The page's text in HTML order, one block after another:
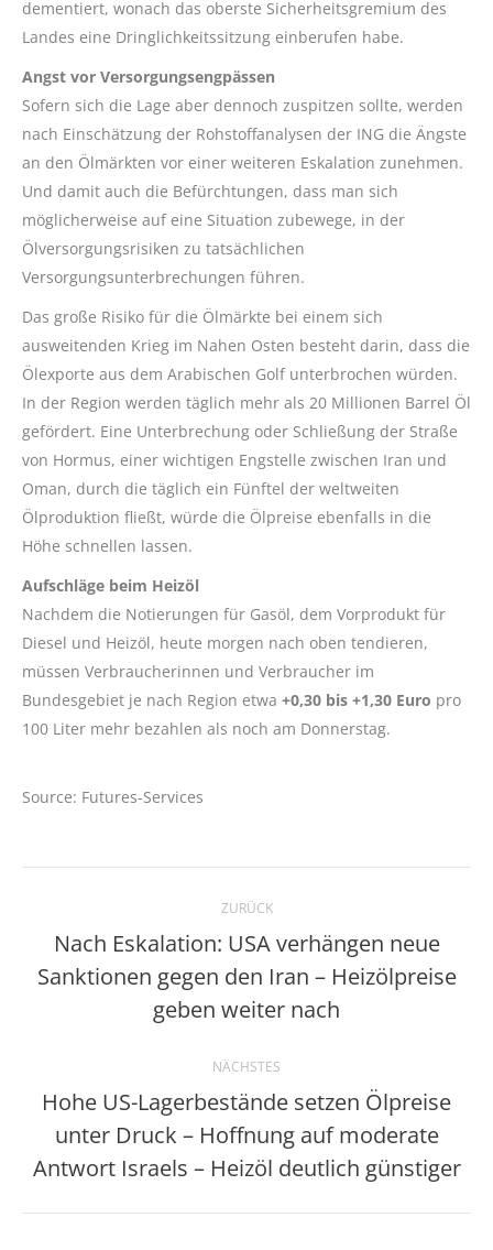
dementiert, wonach das oberste Sicherheitsgremium des
Landes eine Dringlichkeitssitzung einberufen habe.
Angst vor Versorgungsengpässen
Sofern sich die Lage aber dennoch zuspitzen sollte, werden
nach Einschätzung der Rohstoffanalysen der ING die Ängste
an den Ölmärkten vor einer weiteren Eskalation zunehmen.
Und damit auch die Befürchtungen, dass man sich
möglicherweise auf eine Situation zubewege, in der
Ölversorgungsrisiken zu tatsächlichen
Versorgungsunterbrechungen führen.
Das große Risiko für die Ölmärkte bei einem sich
ausweitenden Krieg im Nahen Osten besteht darin, dass die
Ölexporte aus dem Arabischen Golf unterbrochen würden.
In der Region werden täglich mehr als 20 Millionen Barrel Öl
gefördert. Eine Unterbrechung oder Schließung der Straße
von Hormus, einer wichtigen Engstelle zwischen Iran und
Oman, durch die täglich ein Fünftel der weltweiten
Ölproduktion fließt, würde die Ölpreise ebenfalls in die
Höhe schnellen lassen.
Aufschläge beim Heizöl
Nachdem die Notierungen für Gasöl, dem Vorprodukt für
Diesel und Heizöl, heute morgen nach oben tendieren,
müssen Verbraucherinnen und Verbraucher im
Bundesgebiet je nach Region etwa +0,30 bis +1,30 Euro pro
100 Liter mehr bezahlen als noch am Donnerstag.
Source: Futures-Services
Kommentarnavigation
ZURÜCK
Vorheriger
Beitrag:
Nach Eskalation: USA verhängen neue
Sanktionen gegen den Iran – Heizölpreise
geben weiter nach
NÄCHSTES
Nächster
Beitrag:
Hohe US-Lagerbestände setzen Ölpreise
unter Druck – Hoffnung auf moderate
Antwort Israels – Heizöl deutlich günstiger